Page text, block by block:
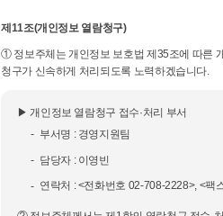
제11조(개인정보 열람청구)
① 정보주체는 개인정보 보호법 제35조에 따른
청구가 신속하게 처리되도록 노력하겠습니다.
▶ 개인정보 열람청구 접수·처리 부서
부서명 : 경영지원팀
담당자 : 이영빈
연락처 : <전화번호 02-708-2228>, <팩